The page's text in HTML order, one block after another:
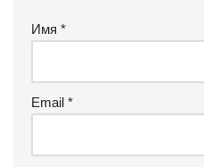
Имя *
Email *